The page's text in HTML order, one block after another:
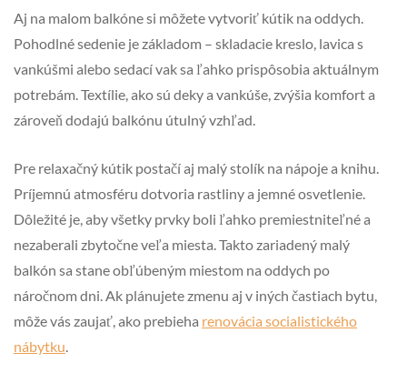
Aj na malom balkóne si môžete vytvoriť kútik na oddych.
Pohodlné sedenie je základom – skladacie kreslo, lavica s
vankúšmi alebo sedací vak sa ľahko prispôsobia aktuálnym
potrebám. Textílie, ako sú deky a vankúše, zvýšia komfort a
zároveň dodajú balkónu útulný vzhľad.
Pre relaxačný kútik postačí aj malý stolík na nápoje a knihu.
Príjemnú atmosféru dotvoria rastliny a jemné osvetlenie.
Dôležité je, aby všetky prvky boli ľahko premiestniteľné a
nezaberali zbytočne veľa miesta. Takto zariadený malý
balkón sa stane obľúbeným miestom na oddych po
náročnom dni. Ak plánujete zmenu aj v iných častiach bytu,
môže vás zaujať, ako prebieha renovácia socialistického
nábytku.